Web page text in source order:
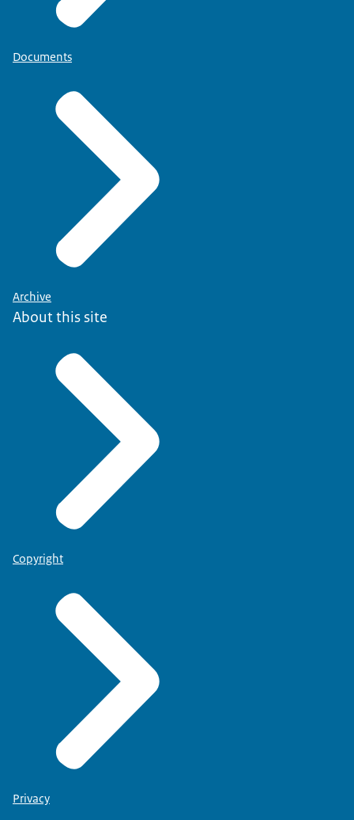
Documents
Archive
About this site
Copyright
Privacy